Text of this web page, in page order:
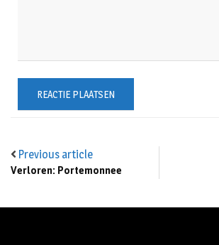
Previous article
Verloren: Portemonnee